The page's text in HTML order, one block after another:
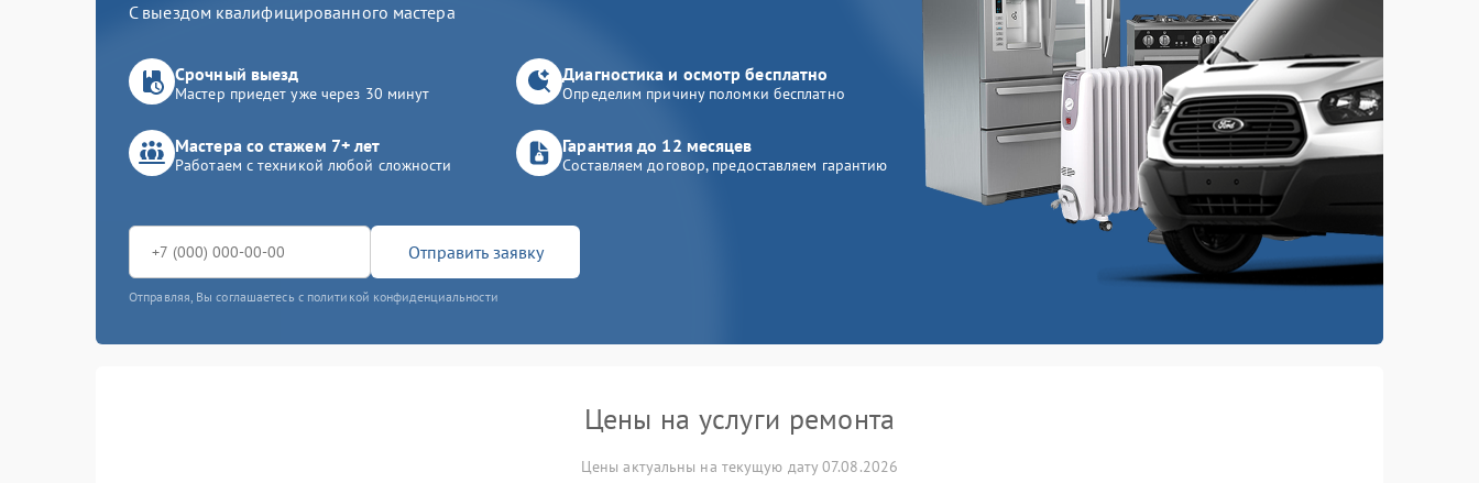
С выездом квалифицированного мастера
Срочный выезд
Мастер приедет уже через 30 минут
Диагностика и осмотр бесплатно
Определим причину поломки бесплатно
Мастера со стажем 7+ лет
Работаем с техникой любой сложности
Гарантия до 12 месяцев
Составляем договор, предоставляем гарантию
Отправить заявку
Отправляя, Вы соглашаетесь с политикой конфиденциальности
Цены на услуги ремонта
Цены актуальны на текущую дату 07.08.2026